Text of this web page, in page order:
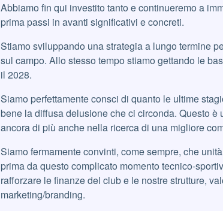
Abbiamo fin qui investito tanto e continueremo a
prima passi in avanti significativi e concreti.
Stiamo sviluppando una strategia a lungo termine
sul campo. Allo stesso tempo stiamo gettando le
il 2028.
Siamo perfettamente consci di quanto le ultime
bene la diffusa delusione che ci circonda. Questo
ancora di più anche nella ricerca di una migliore
Siamo fermamente convinti, come sempre, che
prima da questo complicato momento tecnico-
rafforzare le finanze del club e le nostre strutture,
marketing/branding.